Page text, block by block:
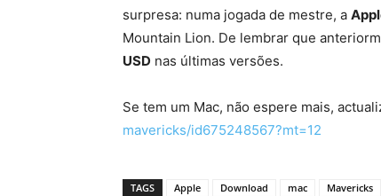
surpresa: numa jogada de mestre, a
Mountain Lion. De lembrar que
USD nas últimas versões.
Se tem um Mac, não espere mais,
mavericks/id675248567?mt=12
TAGS Apple Download mac Mavericks